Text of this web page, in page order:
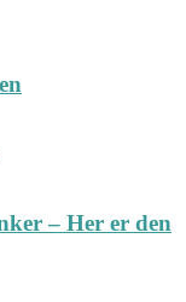
– Her er den